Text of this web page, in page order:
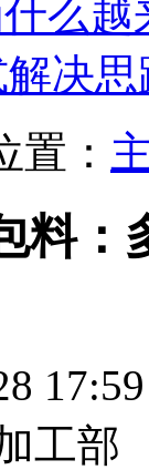
么
决思
置：
料：
工部